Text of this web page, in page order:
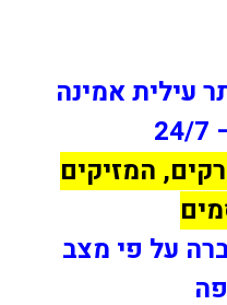
עילית אמינה
המזיקים
על פי מצב